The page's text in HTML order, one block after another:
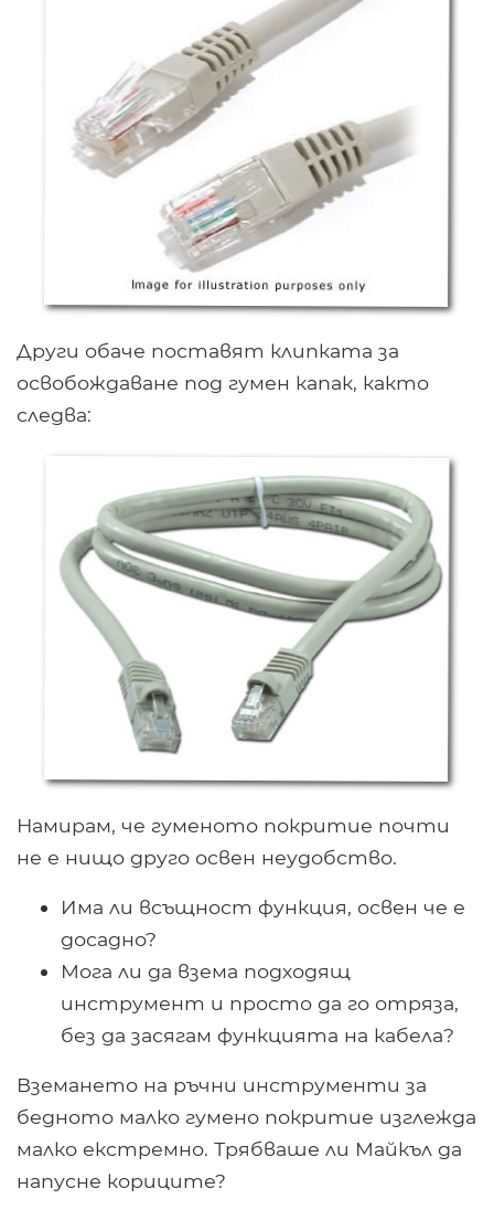
Други обаче поставят клипката за
освобождаване под гумен капак, както
следва:
Намирам, че гуменото покритие почти
не е нищо друго освен неудобство.
Има ли всъщност функция, освен че е
досадно?
Мога ли да взема подходящ
инструмент и просто да го отряза,
без да засягам функцията на кабела?
Вземането на ръчни инструменти за
бедното малко гумено покритие изглежда
малко екстремно. Трябваше ли Майкъл да
напусне кориците?